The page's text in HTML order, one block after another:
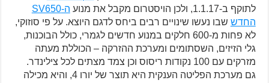
לתוקף ב-1.1.17, ולכן הויסטרום מקבל את מנוע
ה-SV650
החדש שבו נעשו שינויים רבים ביחס לדגם היוצא. על פי סוזוקי,
לא פחות מ-600 חלקים במנוע חדשים לגמרי, כולל הבוכנות,
גלי הזיזים, השסתומים ומערכת ההזרקה – הכוללת מעתה
מזרקים עם 100 נקודות ריסוס וכן צמד מצתים לכל צילינדר.
גם מערכת הפליטה הענקית היא תוצר של יורו 4, והיא מכילה